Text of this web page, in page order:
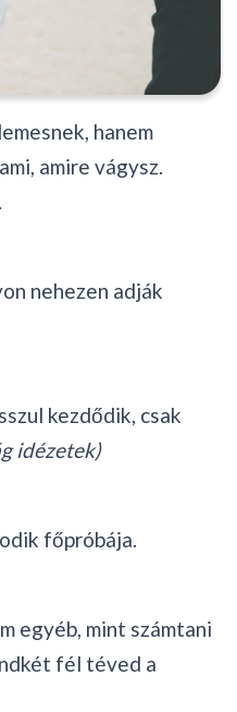
hanem
amire vágysz.
nehezen adják
kezdődik, csak
idézetek)
főpróbája.
egyéb, mint számtani
fél téved a